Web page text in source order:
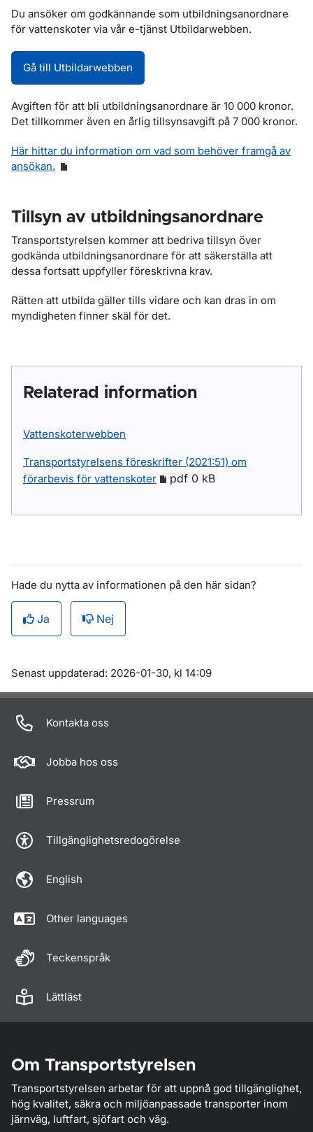
Du ansöker om godkännande som utbildningsanordnare
för vattenskoter via vår e-tjänst Utbildarwebben.
Gå till Utbildarwebben
Avgiften för att bli utbildningsanordnare är 10 000 kronor.
Det tillkommer även en årlig tillsynsavgift på 7 000 kronor.
Här hittar du information om vad som behöver framgå av
ansökan.
Tillsyn av utbildningsanordnare
Transportstyrelsen kommer att bedriva tillsyn över
godkända utbildningsanordnare för att säkerställa att
dessa fortsatt uppfyller föreskrivna krav.
Rätten att utbilda gäller tills vidare och kan dras in om
myndigheten finner skäl för det.
Relaterad information
Vattenskoterwebben
Transportstyrelsens föreskrifter (2021:51) om
förarbevis för vattenskoter
pdf 0 kB
Hade du nytta av informationen på den här sidan?
Ja Nej
Om sidan
Senast uppdaterad: 2026-01-30, kl 14:09
Kontakta oss
Jobba hos oss
Pressrum
Tillgänglighetsredogörelse
English
Other languages
Teckenspråk
Lättläst
Om Transportstyrelsen
Transportstyrelsen arbetar för att uppnå god tillgänglighet,
hög kvalitet, säkra och miljöanpassade transporter inom
järnväg, luftfart, sjöfart och väg.